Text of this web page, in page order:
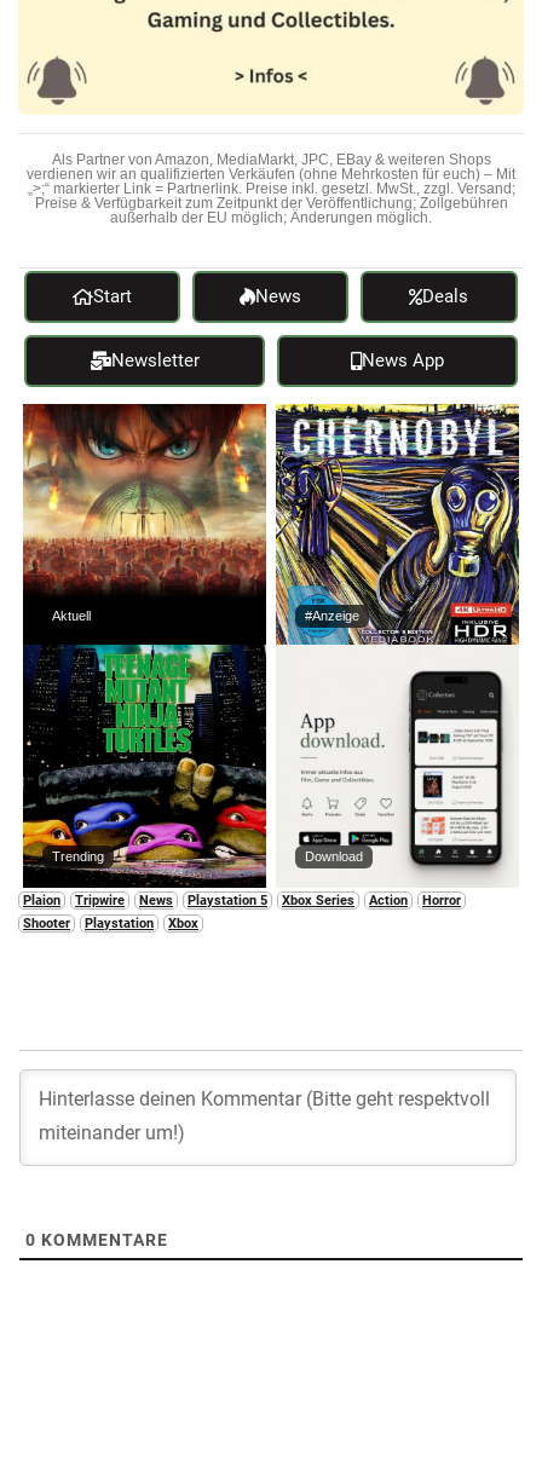
Als Partner von Amazon, MediaMarkt, JPC, EBay & weiteren Shops
verdienen wir an qualifizierten Verkäufen (ohne Mehrkosten für euch) – Mit
„>;“ markierter Link = Partnerlink. Preise inkl. gesetzl. MwSt., zzgl. Versand;
Preise & Verfügbarkeit zum Zeitpunkt der Veröffentlichung; Zollgebühren
außerhalb der EU möglich; Änderungen möglich.
Start News Deals
Newsletter News App
Aktuell #Anzeige
Trending Download
Plaion Tripwire News Playstation 5 Xbox Series Action
Horror
Shooter
Playstation Xbox
0 KOMMENTARE